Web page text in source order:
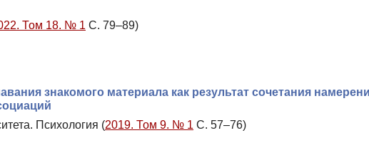
Том 18. № 1 С. 79–89)
знакомого материала как результат сочетания
Психология (2019. Том 9. № 1 С. 57–76)